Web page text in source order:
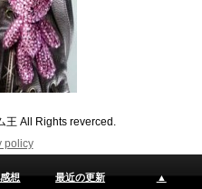
王 All Rights reverced.
policy
想 最近の更新 ▲